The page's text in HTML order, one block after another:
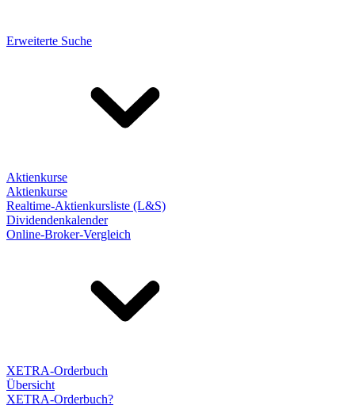
Erweiterte Suche
Aktienkurse
Aktienkurse
Realtime-Aktienkursliste (L&S)
Dividendenkalender
Online-Broker-Vergleich
XETRA-Orderbuch
Übersicht
XETRA-Orderbuch?